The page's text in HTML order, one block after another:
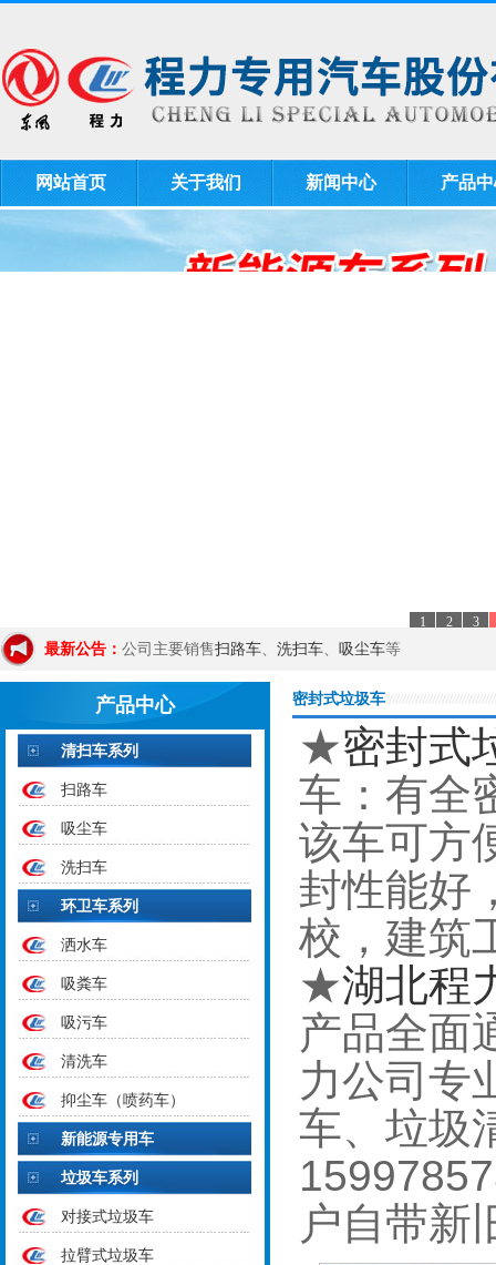
网站首页 关于我们 新闻中心 产品
3
2
1
最新公告： 公司主要销售扫路车 洗扫车 吸尘车等
产品中心
清扫车系列
扫路车
吸尘车
洗扫车
环卫车系列
洒水车
吸粪车
吸污车
清洗车
抑尘车（喷药车）
新能源专用车
垃圾车系列
对接式垃圾车
拉臂式垃圾车
密封式垃圾车
★密封式
车：有全
该车可方
封性能好
校，建筑
★湖北程
产品全面
力公司专
车、垃圾
户自带新